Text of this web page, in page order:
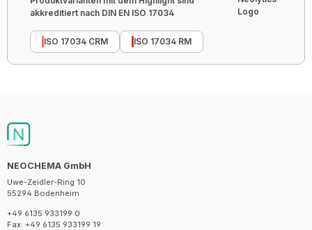
akkreditiert nach DIN EN ISO 17034
ISO 17034 CRM ISO 17034 RM
NEOCHEMA GmbH
Uwe-Zeidler-Ring 10
55294 Bodenheim
+49 6135 933199 0
Fax: +49 6135 933199 19